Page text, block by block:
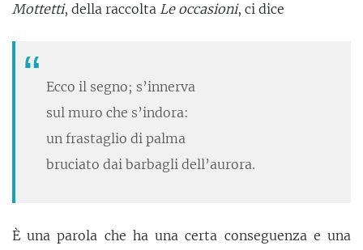
Mottetti, della raccolta Le occasioni, ci dice
Ecco il segno; s’innerva
sul muro che s’indora:
un frastaglio di palma
bruciato dai barbagli dell’aurora.
È una parola che ha una certa conseguenza e una